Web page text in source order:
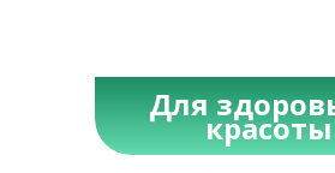
Для
красоты